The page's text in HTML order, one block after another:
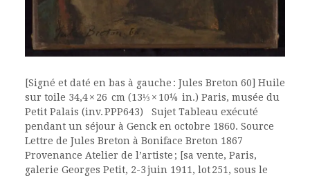
[Signé et daté en bas à gauche : Jules Breton 60] Huile
sur toile 34,4 × 26 cm (13⅓ × 10¼ in.) Paris, musée du
Petit Palais (inv. PPP643) Sujet Tableau exécuté
pendant un séjour à Genck en octobre 1860. Source
Lettre de Jules Breton à Boniface Breton 1867
Provenance Atelier de l’artiste ; [sa vente, Paris,
galerie Georges Petit, 2-3 juin 1911, lot 251, sous le